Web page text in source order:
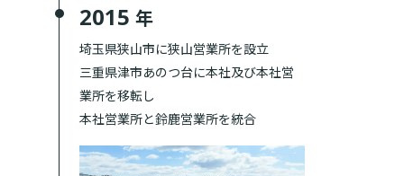
2015 年
埼玉県狭山市に狭山営業所を設立
三重県津市あのつ台に本社及び本社営
業所を移転し
本社営業所と鈴鹿営業所を統合